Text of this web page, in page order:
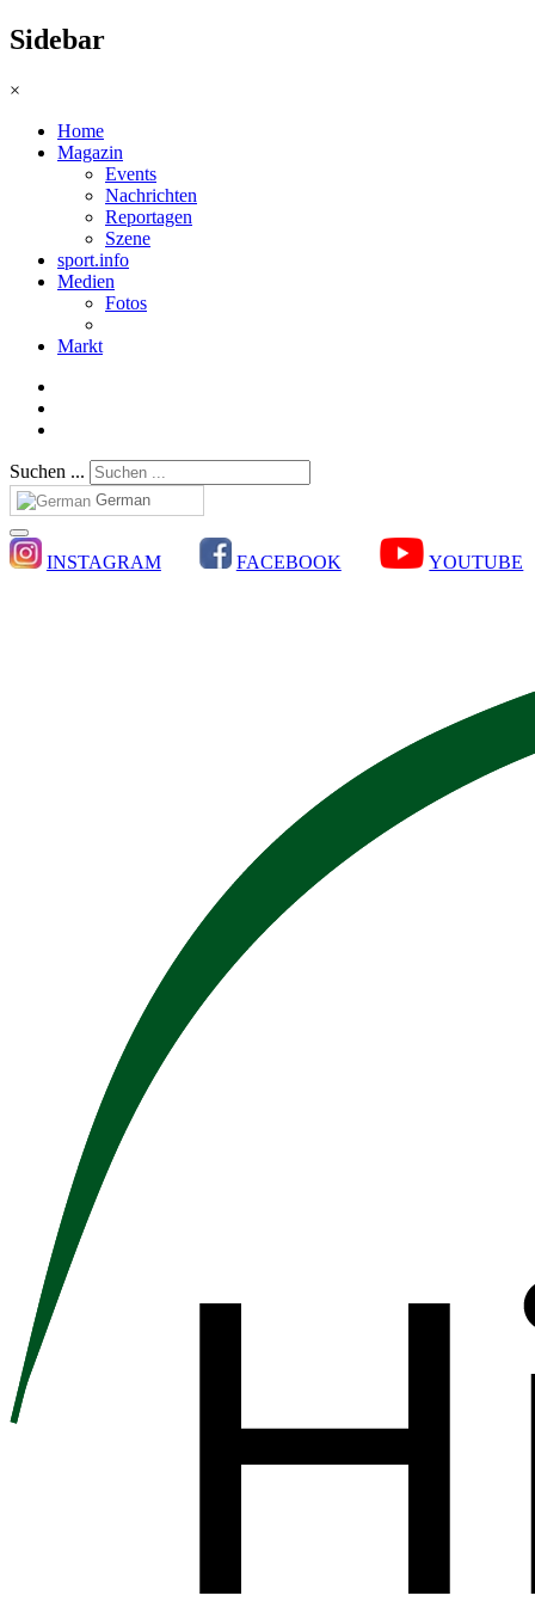
Sidebar
×
Home
Magazin
Events
Nachrichten
Reportagen
Szene
sport.info
Medien
Fotos
Markt
Suchen ...
German
INSTAGRAM FACEBOOK YOUTUBE